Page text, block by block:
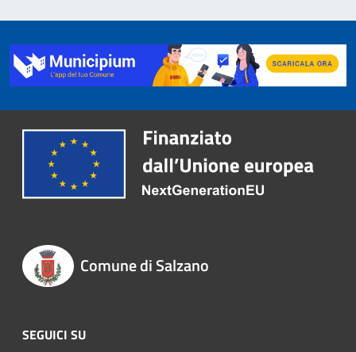
Comune di Salzano
SEGUICI SU